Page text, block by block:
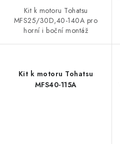
Kit k motoru Tohatsu
MFS25/30D,40-140A pro
horní i boční montáž
Kit k motoru Tohatsu
MFS40-115A